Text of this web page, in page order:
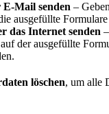
Mail senden –
ausgefüllte
das Internet senden
der ausgefüllte
löschen, um alle